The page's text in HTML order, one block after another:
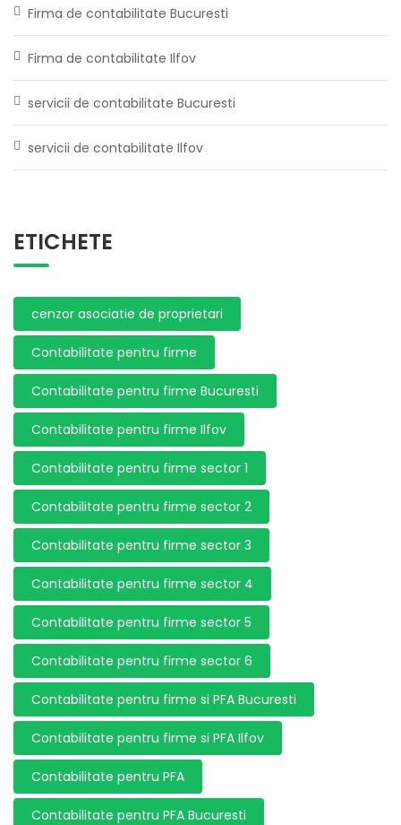
Firma de contabilitate Bucuresti
Firma de contabilitate Ilfov
servicii de contabilitate Bucuresti
servicii de contabilitate Ilfov
ETICHETE
cenzor asociatie de proprietari
Contabilitate pentru firme
Contabilitate pentru firme Bucuresti
Contabilitate pentru firme Ilfov
Contabilitate pentru firme sector 1
Contabilitate pentru firme sector 2
Contabilitate pentru firme sector 3
Contabilitate pentru firme sector 4
Contabilitate pentru firme sector 5
Contabilitate pentru firme sector 6
Contabilitate pentru firme si PFA Bucuresti
Contabilitate pentru firme si PFA Ilfov
Contabilitate pentru PFA
Contabilitate pentru PFA Bucuresti